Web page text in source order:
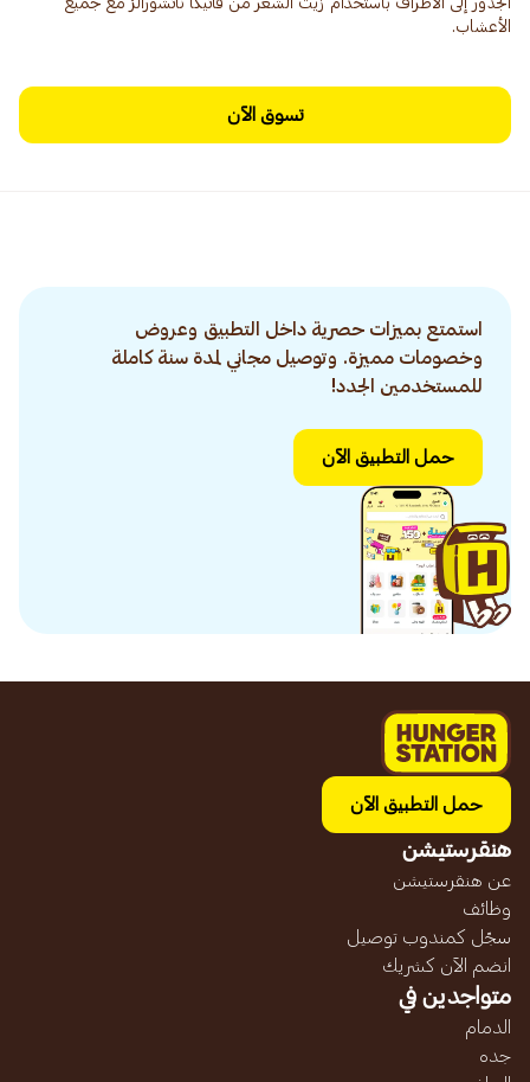
الجذور إلى الأطراف باستخدام زيت الشعر من فاتيكا ناتشورالز مع جميع
الأعشاب.
تسوق الآن
استمتع بميزات حصرية داخل التطبيق وعروض
وخصومات مميزة. وتوصيل مجاني لمدة سنة كاملة
للمستخدمين الجدد!
حمل التطبيق الآن
حمل التطبيق الآن
هنقرستيشن
عن هنقرستيشن
وظائف
سجّل كمندوب توصيل
انضم الآن كشريك
متواجدين في
الدمام
جده